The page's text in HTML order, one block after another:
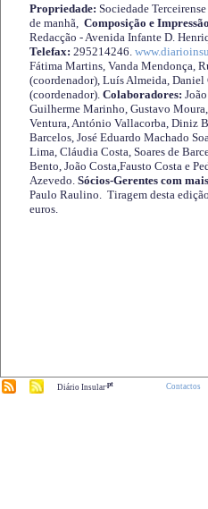
Propriedade: Sociedade
de manhã, Composição e
Redacção - Avenida Infante D.
Telefax: 295214246.
Fátima Martins, Vanda Mendonça,
(coordenador), Luís Almeida,
(coordenador). Colaboradores:
Guilherme Marinho, Gustavo
Ventura, António Vallacorba, Diniz
Barcelos, José Eduardo Machado
Lima, Cláudia Costa, Soares de
Bento, João Costa,Fausto Costa e
Azevedo. Sócios-Gerentes com
Paulo Raulino. Tiragem desta
euros.
Diário Insular.pt Contactos